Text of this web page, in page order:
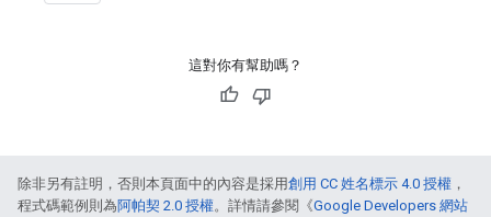
這對你有幫助嗎？
除非另有註明，否則本頁面中的內容是採用創用 CC 姓名標示 4.0 授權 ，
程式碼範例則為阿帕契 2.0 授權。詳情請參閱《Google Developers 網站